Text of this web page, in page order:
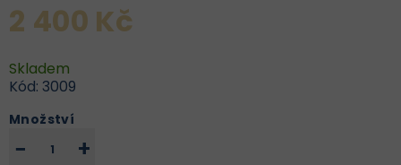
2 400 Kč
Skladem
Kód: 3009
Množství
+
−